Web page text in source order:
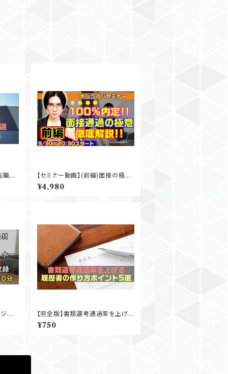
職エ
【セミナー動画】(前編)面接の極意
を徹底解説セミナー
¥4,980
ニ
【完全版】書類選考通過率を上げる
履歴書の作り方ポイント5選
¥750